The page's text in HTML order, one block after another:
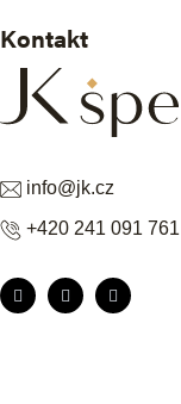
Kontakt
info@jk.cz
+420 241 091 761